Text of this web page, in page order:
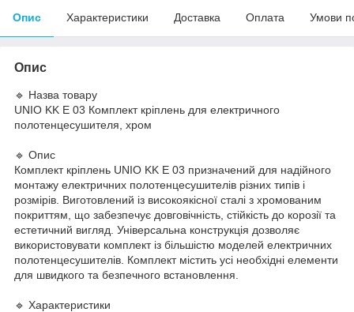
Опис Характеристики Доставка Оплата Умови
Опис
🔹 Назва товару
UNIO KK E 03 Комплект кріплень для електричного
полотенцесушителя, хром
🔹 Опис
Комплект кріплень UNIO KK E 03 призначений для надійного
монтажу електричних полотенцесушителів різних типів і
розмірів. Виготовлений із високоякісної сталі з хромованим
покриттям, що забезпечує довговічність, стійкість до корозії та
естетичний вигляд. Універсальна конструкція дозволяє
використовувати комплект із більшістю моделей електричних
полотенцесушителів. Комплект містить усі необхідні елементи
для швидкого та безпечного встановлення.
🔹 Характеристики